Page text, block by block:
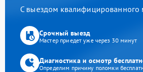
С выездом квалифицированного
Срочный выезд
Мастер приедет уже через 30 минут
Диагностика и осмотр
Определим причину поломки